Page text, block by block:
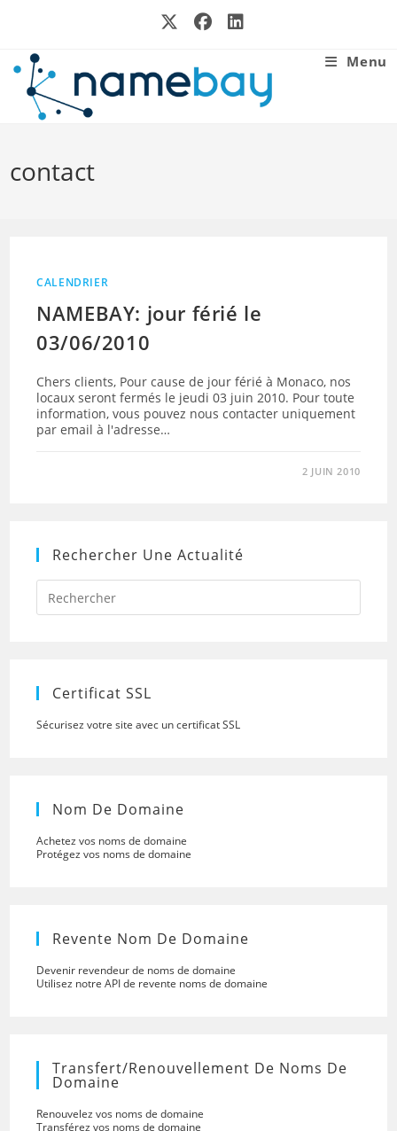
Menu
contact
CALENDRIER
NAMEBAY: jour férié le
03/06/2010
Chers clients, Pour cause de jour férié à Monaco, nos
locaux seront fermés le jeudi 03 juin 2010. Pour toute
information, vous pouvez nous contacter uniquement
par email à l'adresse…
2 JUIN 2010
Rechercher Une Actualité
Press
to
Certificat SSL
Sécurisez votre site avec un certificat SSL
Nom De Domaine
Achetez vos noms de domaine
Protégez vos noms de domaine
Revente Nom De Domaine
Devenir revendeur de noms de domaine
Utilisez notre API de revente noms de domaine
Transfert/renouvellement De Noms De
Domaine
Renouvelez vos noms de domaine
Transférez vos noms de domaine